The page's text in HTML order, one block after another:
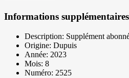
Informations supplémentaires
Description: Supplément
Origine: Dupuis
Année: 2023
Mois: 8
Numéro: 2525